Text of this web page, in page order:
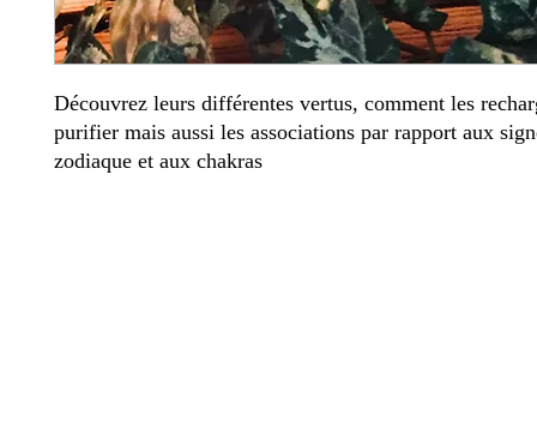
Découvrez leurs différentes vertus, comment les
purifier mais aussi les associations par rapport aux
zodiaque et aux chakras